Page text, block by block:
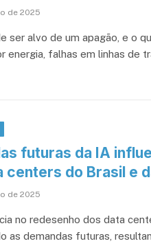
de 2025
ser alvo de um apagão, e o
energia, falhas em linhas de
futuras da IA
centers do Brasil e
de 2025
no redesenho dos data
as demandas futuras,